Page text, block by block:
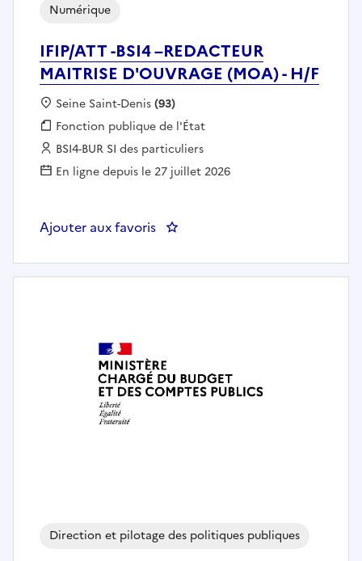
IFIP/ATT -BSI4 –REDACTEUR
MAITRISE D'OUVRAGE (MOA) - H/F
Numérique
Localisation :
Seine Saint-Denis(93)
Fonction publique :
Fonction publique de l'État
Employeur :
BSI4-BUR SI des particuliers
En ligne depuis le 27 juillet 2026
Ajouter aux favoris : IFIP/ATT -BSI4 –REDACTEUR
Direction et pilotage des politiques publiques